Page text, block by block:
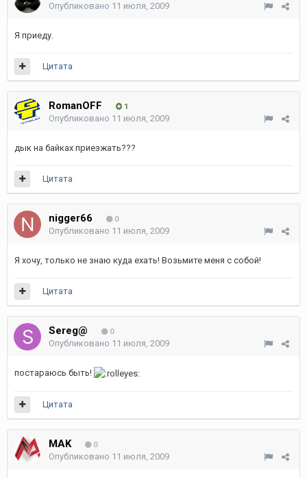
Опубликовано 11 июля, 2009
Я приеду.
Цитата
RomanOFF 1
Опубликовано 11 июля, 2009
дык на байках приезжать???
Цитата
nigger66 0
Опубликовано 11 июля, 2009
Я хочу, только не знаю куда ехать! Возьмите меня с собой!
Цитата
Sereg@ 0
Опубликовано 11 июля, 2009
постараюсь быть!
Цитата
MAK 0
Опубликовано 11 июля, 2009